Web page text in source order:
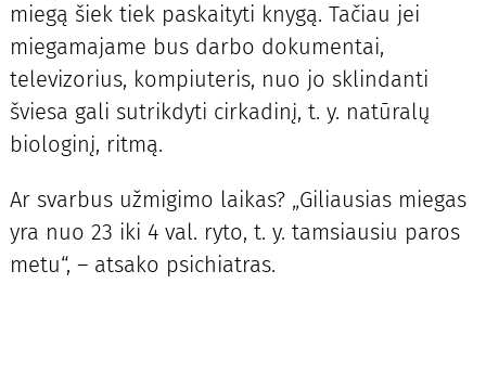
miegą šiek tiek paskaityti knygą. Tačiau jei
miegamajame bus darbo dokumentai,
televizorius, kompiuteris, nuo jo sklindanti
šviesa gali sutrikdyti cirkadinį, t. y. natūralų
biologinį, ritmą.
Ar svarbus užmigimo laikas? „Giliausias miegas
yra nuo 23 iki 4 val. ryto, t. y. tamsiausiu paros
metu“, – atsako psichiatras.